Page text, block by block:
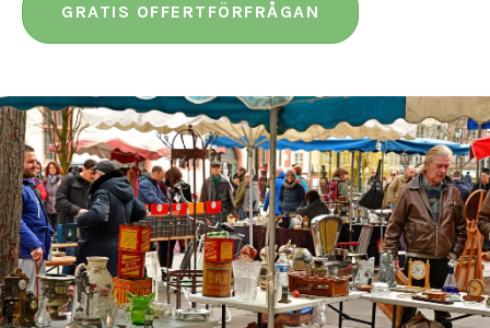
GRATIS OFFERTFÖRFRÅGAN